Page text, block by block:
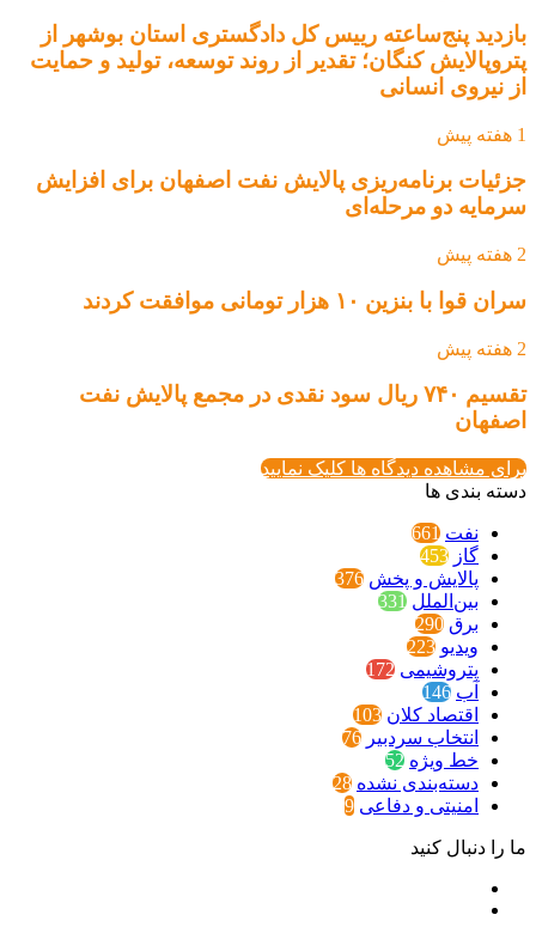
بازدید پنج‌ساعته رییس کل دادگستری استان بوشهر از
پتروپالایش کنگان؛ تقدیر از روند توسعه، تولید و حمایت
از نیروی انسانی
1 هفته پیش
جزئیات برنامه‌ریزی پالایش نفت اصفهان برای افزایش
سرمایه دو مرحله‌ای
2 هفته پیش
سران قوا با بنزین ۱۰ هزار تومانی موافقت کردند
2 هفته پیش
تقسیم ۷۴۰ ریال سود نقدی در مجمع پالایش نفت
اصفهان
برای مشاهده دیدگاه ها کلیک نمایید
دسته بندی ها
نفت 661
گاز 453
پالایش و پخش 376
بین‌الملل 331
برق 290
ویدیو 223
پتروشیمی 172
آب 146
اقتصاد کلان 103
انتخاب سردبیر 76
خط ویژه 52
دسته‌بندی نشده 28
امنیتی و دفاعی 9
ما را دنبال کنید